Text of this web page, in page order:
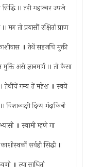
सिद्धि ॥ तरी महाज्वर उपजे
मग तो प्रयासीं रक्षितां प्राण
॥ तेथें सहजचि मुक्ती
असे ज्ञानमार्ग ॥ तो कैसा
॥ तेथींचें गम्य तें महेश ॥ स्वयें
दिव्य मंदाकिनी
॥ स्वामी म्हणे गा
सर्वही सिद्धी ॥
॥ त्या साधितां